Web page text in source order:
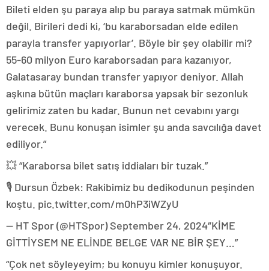
Bileti elden şu paraya alıp bu paraya satmak mümkün
değil. Birileri dedi ki, ‘bu karaborsadan elde edilen
parayla transfer yapıyorlar’. Böyle bir şey olabilir mi?
55-60 milyon Euro karaborsadan para kazanıyor,
Galatasaray bundan transfer yapıyor deniyor. Allah
aşkına bütün maçları karaborsa yapsak bir sezonluk
gelirimiz zaten bu kadar. Bunun net cevabını yargı
verecek. Bunu konuşan isimler şu anda savcılığa davet
ediliyor.”
💥 “Karaborsa bilet satış iddiaları bir tuzak.”
🎙️ Dursun Özbek: Rakibimiz bu dedikodunun peşinden
koştu. pic.twitter.com/m0hP3iWZyU
— HT Spor (@HTSpor) September 24, 2024″KİME
GİTTİYSEM NE ELİNDE BELGE VAR NE BİR ŞEY…”
“Çok net söyleyeyim; bu konuyu kimler konuşuyor.